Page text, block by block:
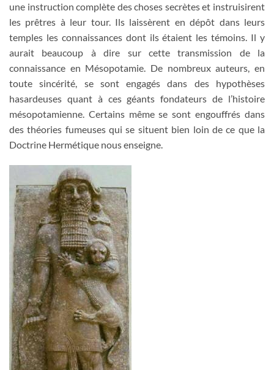
une instruction complète des choses secrètes et instruisirent
les prêtres à leur tour. Ils laissèrent en dépôt dans leurs
temples les connaissances dont ils étaient les témoins. Il y
aurait beaucoup à dire sur cette transmission de la
connaissance en Mésopotamie. De nombreux auteurs, en
toute sincérité, se sont engagés dans des hypothèses
hasardeuses quant à ces géants fondateurs de l’histoire
mésopotamienne. Certains même se sont engouffrés dans
des théories fumeuses qui se situent bien loin de ce que la
Doctrine Hermétique nous enseigne.